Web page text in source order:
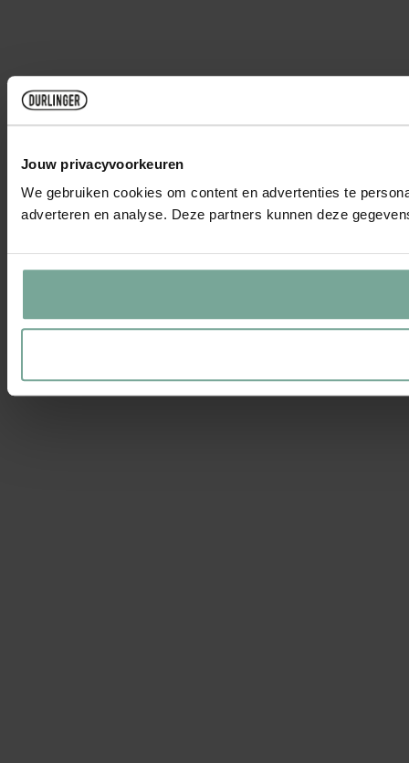
Jouw privacyvoorkeuren
We gebruiken cookies om content en advertenties te
adverteren en analyse. Deze partners kunnen deze